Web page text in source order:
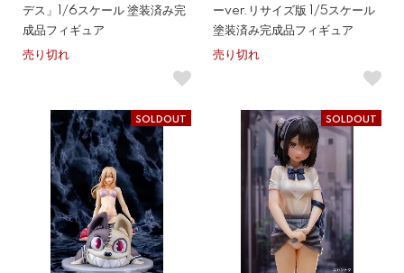
デス」1/6スケール 塗装済み完
成品フィギュア
売り切れ
ーver.リサイズ版 1/5スケール
塗装済み完成品フィギュア
売り切れ
SOLDOUT SOLDOUT